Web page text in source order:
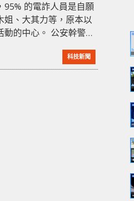
95% 的電詐人員是自願
姐、大其力等，原本以
。 公安幹警張
前往緬北從事電信詐騙
院聯席辦公布的數據顯
科技新聞